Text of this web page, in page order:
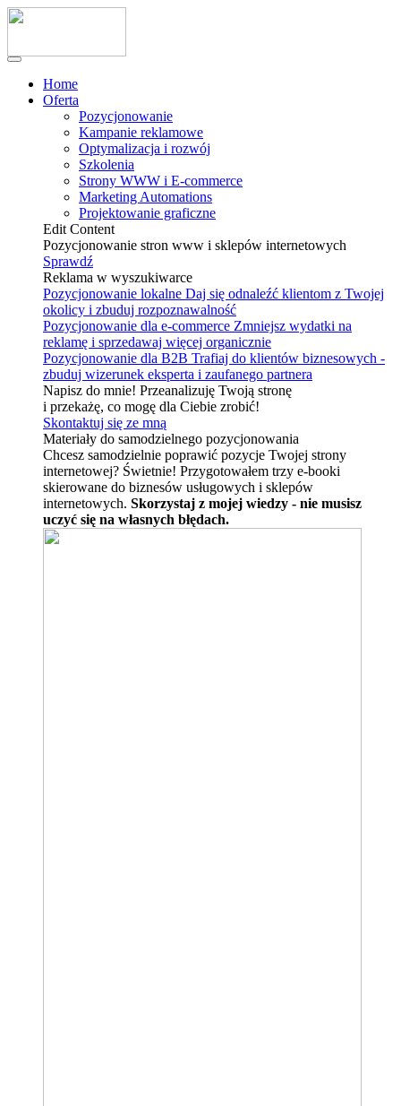
Home
Oferta
Pozycjonowanie
Kampanie reklamowe
Optymalizacja i rozwój
Szkolenia
Strony WWW i E-commerce
Marketing Automations
Projektowanie graficzne
Edit Content
Pozycjonowanie stron www i sklepów internetowych
Sprawdź
Reklama w wyszukiwarce
Pozycjonowanie lokalne Daj się odnaleźć klientom z Twojej
okolicy i zbuduj rozpoznawalność
Pozycjonowanie dla e-commerce Zmniejsz wydatki na
reklamę i sprzedawaj więcej organicznie
Pozycjonowanie dla B2B Trafiaj do klientów biznesowych -
zbuduj wizerunek eksperta i zaufanego partnera
Napisz do mnie! Przeanalizuję Twoją stronę
i przekażę, co mogę dla Ciebie zrobić!
Skontaktuj się ze mną
Materiały do samodzielnego pozycjonowania
Chcesz samodzielnie poprawić pozycje Twojej strony
internetowej? Świetnie! Przygotowałem trzy e-booki
skierowane do biznesów usługowych i sklepów
internetowych. Skorzystaj z mojej wiedzy - nie musisz
uczyć się na własnych błędach.